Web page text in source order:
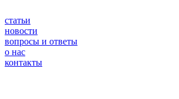
статьи
новости
вопросы и ответы
о нас
контакты